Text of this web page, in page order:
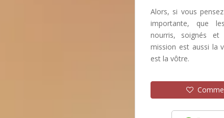
Alors, si vous
importante, que
nourris, soignés et
mission est aussi la
est la vôtre.